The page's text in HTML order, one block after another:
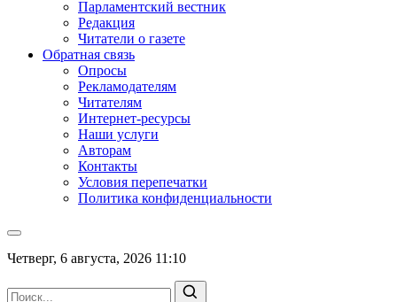
Парламентский вестник
Редакция
Читатели о газете
Обратная связь
Опросы
Рекламодателям
Читателям
Интернет-ресурсы
Наши услуги
Авторам
Контакты
Условия перепечатки
Политика конфиденциальности
Четверг, 6 августа, 2026 11:10